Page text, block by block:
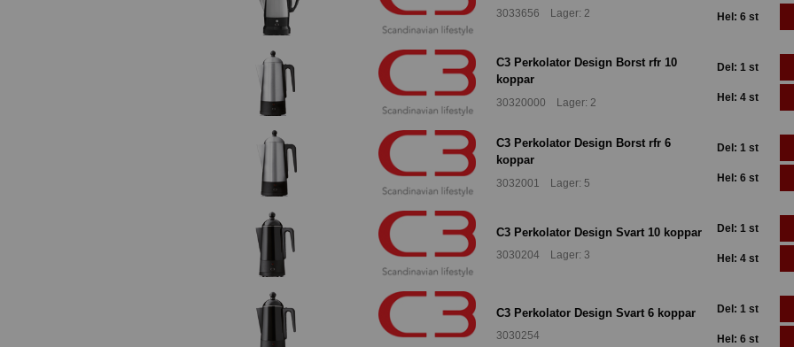
3033656 Lager: 2 Hel: 6 st
C3 Perkolator Design Borst rfr 10
koppar
30320000 Lager: 2
Del: 1 st
Hel: 4 st
C3 Perkolator Design Borst rfr 6
koppar
3032001 Lager: 5
Del: 1 st
Hel: 6 st
C3 Perkolator Design Svart 10 koppar
3030204 Lager: 3
Del: 1 st
Hel: 4 st
C3 Perkolator Design Svart 6 koppar
3030254
Del: 1 st
Hel: 6 st